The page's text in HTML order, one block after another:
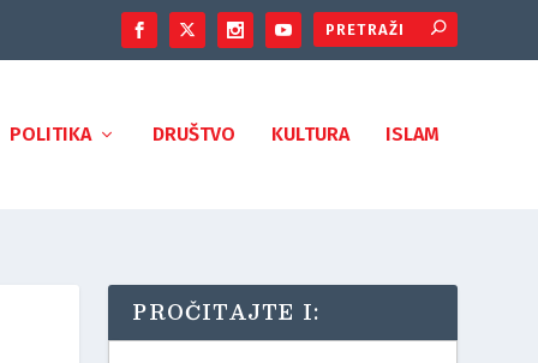
POLITIKA DRUŠTVO KULTURA ISLAM
PROČITAJTE I: